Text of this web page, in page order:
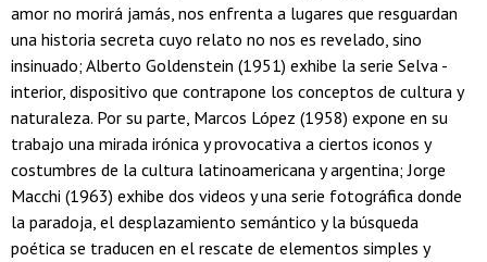
amor no morirá jamás, nos enfrenta a lugares que resguardan
una historia secreta cuyo relato no nos es revelado, sino
insinuado; Alberto Goldenstein (1951) exhibe la serie Selva -
interior, dispositivo que contrapone los conceptos de cultura y
naturaleza. Por su parte, Marcos López (1958) expone en su
trabajo una mirada irónica y provocativa a ciertos iconos y
costumbres de la cultura latinoamericana y argentina; Jorge
Macchi (1963) exhibe dos videos y una serie fotográfica donde
la paradoja, el desplazamiento semántico y la búsqueda
poética se traducen en el rescate de elementos simples y